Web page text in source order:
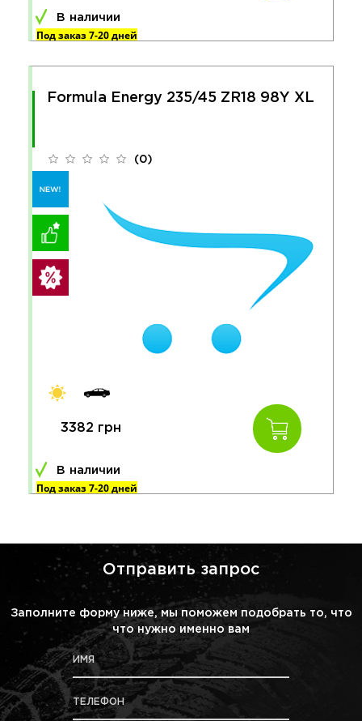
В наличии
Под заказ 7-20 дней
Formula Energy 235/45 ZR18 98Y XL
(0)
3382 грн
В наличии
Под заказ 7-20 дней
Отправить запрос
Заполните форму ниже, мы поможем подобрать то, что
что нужно именно вам
ИМЯ
ТЕЛЕФОН